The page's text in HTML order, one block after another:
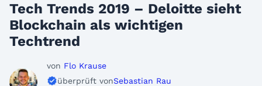
Tech Trends 2019 – Deloitte sieht
Blockchain als wichtigen
Techtrend
von Flo Krause
überprüft vonSebastian Rau